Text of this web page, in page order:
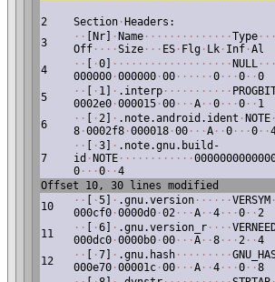
2 Section · Headers:
3
· · [Nr] · Name · · · · · · · · · · · · · ·Type · · ·
Off · · · ·Size · · · ES · Flg · Lk · Inf ·Al
4
· · ·0] · · · · · · · · · · · · · · · · · · · NULL · · ·
000000 ·000000 ·00 · · · · · ·0 · · ·0 · ·0
5
· · · 1] · .interp · · · · · · · · · · ·
0002e0 ·000015 ·00 · · ·A · ·0 · · ·0 · · 1
6
· · ·2] · .note.android.ident · NOTE ·
8 ·0002f8 ·000018 ·00 · · ·A · ·0 · · ·0 · ·
7
· · ·3] · .note.gnu.build-
id · NOTE · · · · · · · · · · · ·
0 · · ·0 · ·4
Offset 10, 30 lines modified
10
· · ·5] · .gnu.version · · · · · ·VERSYM ·
000cf0 ·0000d0 ·02 · · ·A · ·4 · · ·0 · ·2
11
· · ·6] · .gnu.version_r · · · ·
000dc0 ·0000b0 ·00 · · ·A · ·8 · · ·2 · ·4
12
· · ·7] · .gnu.hash · · · · · · · · ·
000e70 ·00001c ·00 · · ·A · ·4 · · ·0 · ·8